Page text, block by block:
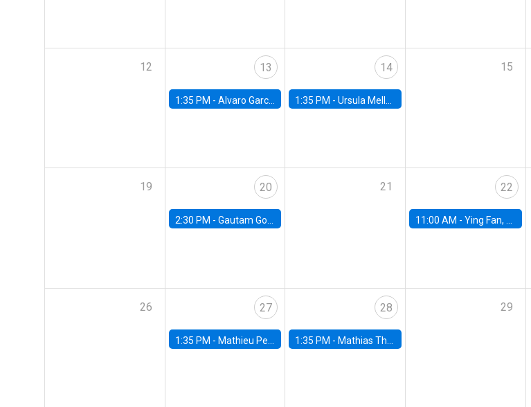
12 13
1:35 PM - Alvaro Garcia-Marin, Universidad de Los Andes
14
1:35 PM -Ursula Mello, Insper - Institute of Education and Research
15
19 20
2:30 PM - Gautam Gowrisankaran, Columbia University
21 22
11:00 AM -Ying Fan, University of Michigan
26 27
1:35 PM - Mathieu Pedemonte, IDB
28
1:35 PM - Mathias Thoenig, University of Lausanne
29